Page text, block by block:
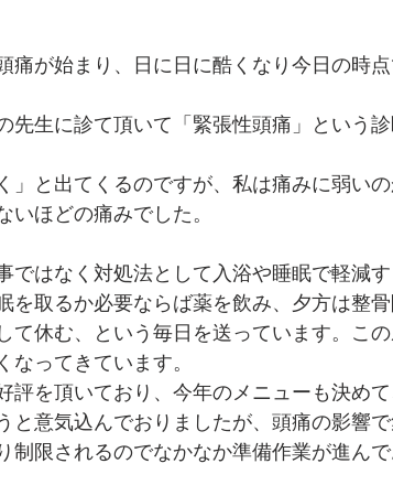
痛が始まり、日に日に酷くなり今日の時
先生に診て頂いて「緊張性頭痛」という
」と出てくるのですが、私は痛みに弱い
ほどの痛みでした。
ではなく対処法として入浴や睡眠で軽減
を取るか必要ならば薬を飲み、夕方は整
て休む、という毎日を送っています。こ
ってきています。
評を頂いており、今年のメニューも決め
と意気込んでおりましたが、頭痛の影響
制限されるのでなかなか準備作業が進ん